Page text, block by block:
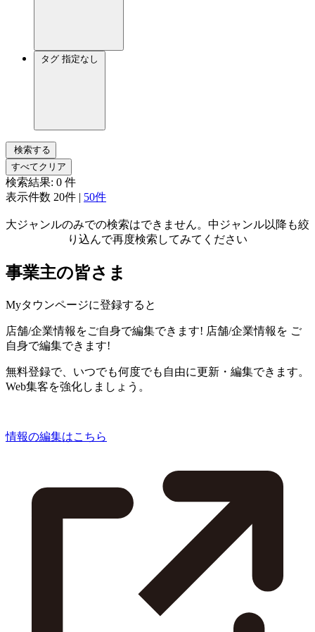
タグ 指定なし
検索する
すべてクリア
検索結果: 0 件
表示件数 20件 | 50件
大ジャンルのみでの検索はできません。中ジャンル以降も絞
り込んで再度検索してみてください
事業主の皆さま
Myタウンページに登録すると
店舗/企業情報をご自身で編集できます! 店舗/企業情報を ご
自身で編集できます!
無料登録で、いつでも何度でも自由に更新・編集できます。
Web集客を強化しましょう。
情報の編集はこちら